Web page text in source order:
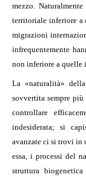
mezzo.
territoriale inferiore a
migrazioni
infrequentemente
non inferiore a quelle
La «naturalità»
sovvertita sempre
controllare
indesiderata; si
avanzate ci si trovi in
essa, i processi del
struttura